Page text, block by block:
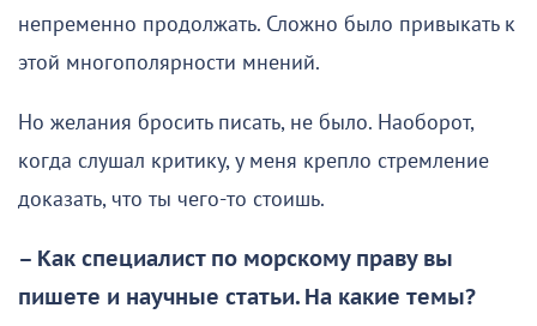
непременно продолжать. Сложно было привыкать к
этой многополярности мнений.
Но желания бросить писать, не было. Наоборот,
когда слушал критику, у меня крепло стремление
доказать, что ты чего-то стоишь.
– Как специалист по морскому праву вы
пишете и научные статьи. На какие темы?